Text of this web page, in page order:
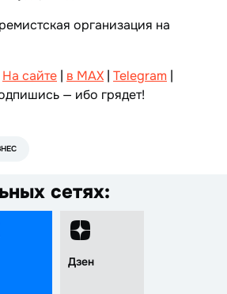
организация на
На сайте | в MAX | Telegram |
— ибо грядет!
сетях:
Дзен